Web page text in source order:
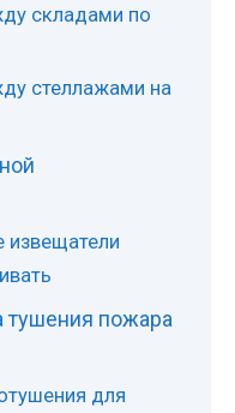
складами по
стеллажами на
извещатели
тушения пожара
для